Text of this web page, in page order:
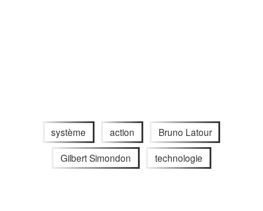
système action Bruno Latour
Gilbert Simondon technologie